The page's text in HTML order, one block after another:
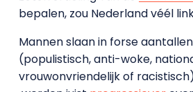
bepalen, zou Nederland véél
Mannen slaan in forse
(populistisch, anti-woke,
vrouwonvriendelijk of